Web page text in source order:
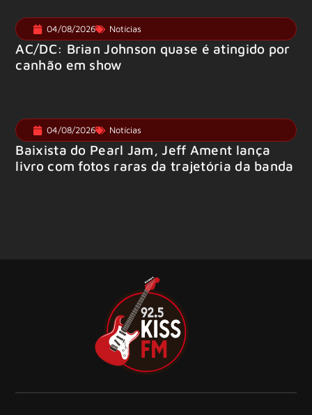
04/08/2026 Notícias
AC/DC: Brian Johnson quase é atingido por
canhão em show
04/08/2026 Notícias
Baixista do Pearl Jam, Jeff Ament lança
livro com fotos raras da trajetória da banda